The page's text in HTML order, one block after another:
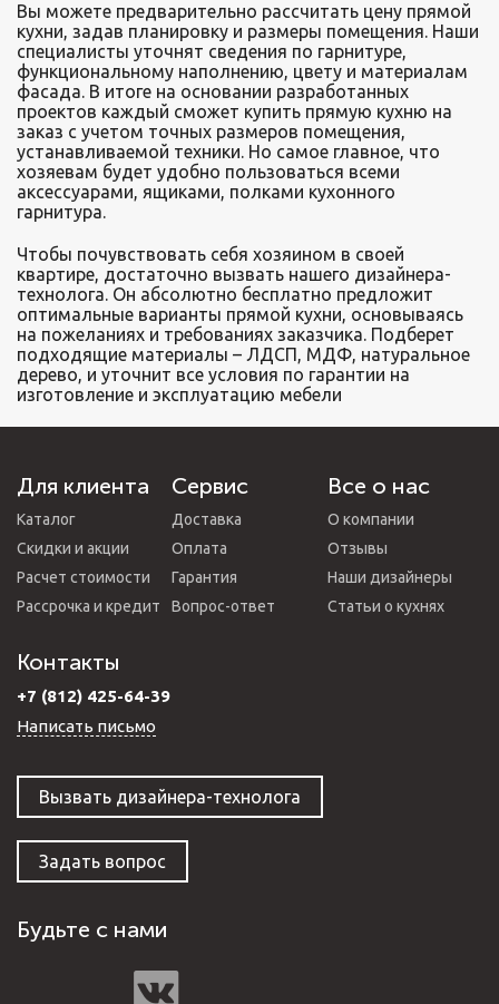
Вы можете предварительно рассчитать цену прямой
кухни, задав планировку и размеры помещения. Наши
специалисты уточнят сведения по гарнитуре,
функциональному наполнению, цвету и материалам
фасада. В итоге на основании разработанных
проектов каждый сможет купить прямую кухню на
заказ с учетом точных размеров помещения,
устанавливаемой техники. Но самое главное, что
хозяевам будет удобно пользоваться всеми
аксессуарами, ящиками, полками кухонного
гарнитура.
Чтобы почувствовать себя хозяином в своей
квартире, достаточно вызвать нашего дизайнера-
технолога. Он абсолютно бесплатно предложит
оптимальные варианты прямой кухни, основываясь
на пожеланиях и требованиях заказчика. Подберет
подходящие материалы – ЛДСП, МДФ, натуральное
дерево, и уточнит все условия по гарантии на
изготовление и эксплуатацию мебели
Для клиента
Каталог
Скидки и акции
Расчет стоимости
Рассрочка и кредит
Сервис
Доставка
Оплата
Гарантия
Вопрос-ответ
Все о нас
О компании
Отзывы
Наши дизайнеры
Статьи о кухнях
Контакты
+7 (812) 425-64-39
Написать письмо
Вызвать дизайнера-технолога
Задать вопрос
Будьте с нами